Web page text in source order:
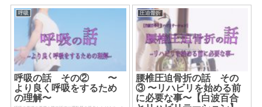
呼吸
呼吸の話 その② 〜
より良く呼吸をするため
の理解〜
圧迫骨折
腰椎圧迫骨折の話 その
③ 〜リハビリを始める前
に必要な事〜【白波百合